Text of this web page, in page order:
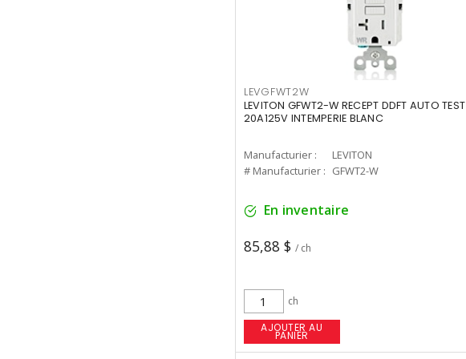
LEVGFWT2W
LEVITON GFWT2-W RECEPT DDFT AUTO TEST
20A125V INTEMPERIE BLANC
Manufacturier :
LEVITON
# Manufacturier : GFWT2-W
En inventaire
85,88 $ / ch
ch
AJOUTER AU
PANIER